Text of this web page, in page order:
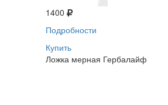
1400
Подробности
Купить
Ложка мерная Гербалайф